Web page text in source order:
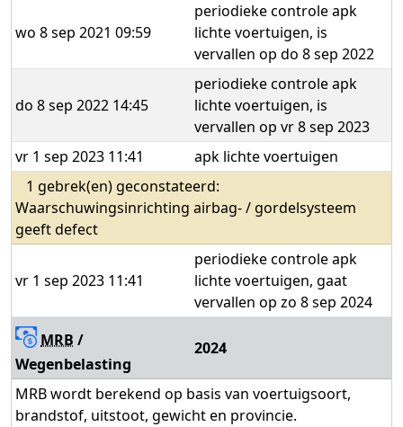
wo 8 sep 2021 09:59
periodieke controle apk
lichte voertuigen, is
vervallen op do 8 sep 2022
do 8 sep 2022 14:45
periodieke controle apk
lichte voertuigen, is
vervallen op vr 8 sep 2023
vr 1 sep 2023 11:41
apk lichte voertuigen
1 gebrek(en) geconstateerd:
Waarschuwingsinrichting airbag- / gordelsysteem
geeft defect
vr 1 sep 2023 11:41
periodieke controle apk
lichte voertuigen, gaat
vervallen op zo 8 sep 2024
MRB /
Wegenbelasting
2024
MRB wordt berekend op basis van voertuigsoort,
brandstof, uitstoot, gewicht en provincie.